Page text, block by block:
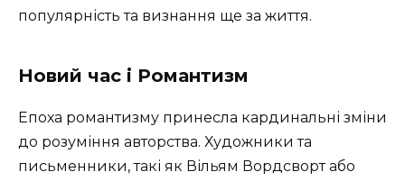
популярність та визнання ще за життя.
Новий час і Романтизм
Епоха романтизму принесла кардинальні зміни
до розуміння авторства. Художники та
письменники, такі як Вільям Вордсворт або